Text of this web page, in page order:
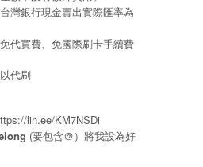
灣銀行現金賣出實際匯率為
代買費、免國際刷卡手續費
代刷
lin.ee/KM7NSDi
(要包含＠）將我設為好